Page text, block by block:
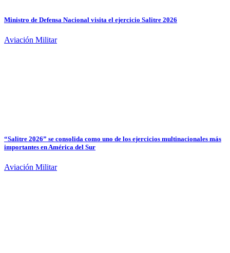
Ministro de Defensa Nacional visita el ejercicio Salitre 2026
Aviación Militar
“Salitre 2026” se consolida como uno de los ejercicios multinacionales más
importantes en América del Sur
Aviación Militar